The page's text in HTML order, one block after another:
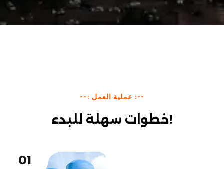
--: عملية العمل :--
خطوات سهلة للبدء!
01